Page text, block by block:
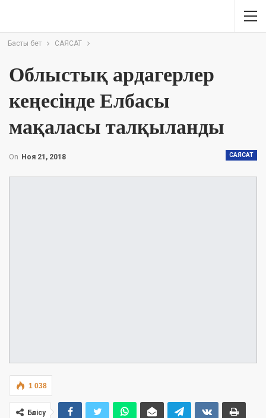
Басты бет САЯСАТ
Облыстық ардагерлер
кеңесінде Елбасы
мақаласы талқыланды
САЯСАТ
On Ноя 21, 2018
1 038
Бөлісу